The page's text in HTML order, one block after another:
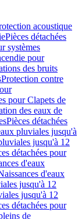
acoustique
Pièces détachées
systèmes
pour
des bruits
Protection contre
pour Clapets de
des eaux de
Pièces détachées
pluviales jusqu'à
jusqu'à 12
détachées pour
d'eaux
d'eaux
jusqu'à 12
jusqu'à 12
détachées pour
de